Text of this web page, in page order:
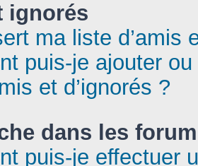
ignorés
ma liste d’amis
puis-je ajouter
et d’ignorés ?
dans les
puis-je effectuer